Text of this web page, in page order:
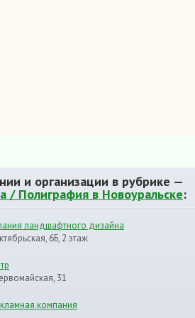
и организации в рубрике —
/ Полиграфия в Новоуральске:
ландшафтного дизайна
6Б, 2 этаж
31
компания